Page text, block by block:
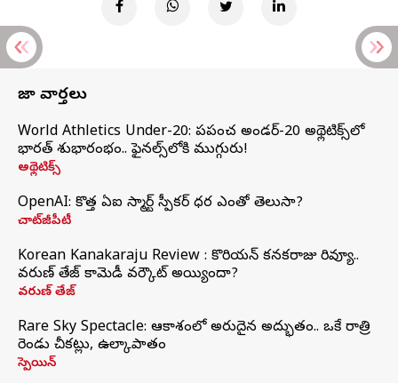
తాజా వార్తలు
World Athletics Under-20: ప్రపంచ అండర్-20 అథ్లెటిక్స్‌లో
భారత్‌ శుభారంభం.. ఫైనల్స్‌లోకి ముగ్గురు!
అథ్లెటిక్స్
OpenAI: కొత్త ఏఐ స్మార్ట్ స్పీకర్ ధర ఎంతో తెలుసా?
చాట్‌జీపీటీ
Korean Kanakaraju Review : కొరియన్ కనకరాజు రివ్యూ..
వరుణ్ తేజ్ కామెడీ వర్కౌట్ అయ్యిందా?
వరుణ్ తేజ్
Rare Sky Spectacle: ఆకాశంలో అరుదైన అద్భుతం.. ఒకే రాత్రి
రెండు చీకట్లు, ఉల్కాపాతం
స్పెయిన్